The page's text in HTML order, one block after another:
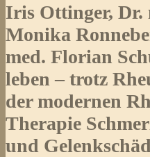
Iris Ottinger, Dr.
Monika
med. Florian
leben – trotz
der modernen
Therapie
und